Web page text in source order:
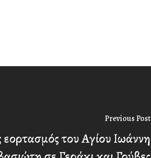
Previous Post
του Αγίου Ιωάννη